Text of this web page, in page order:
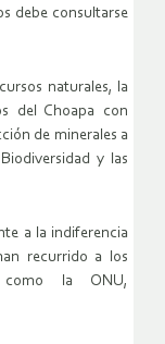
debe consultarse
naturales, la
del Choapa con
de minerales a
y las
a la indiferencia
recurrido a los
como la ONU,